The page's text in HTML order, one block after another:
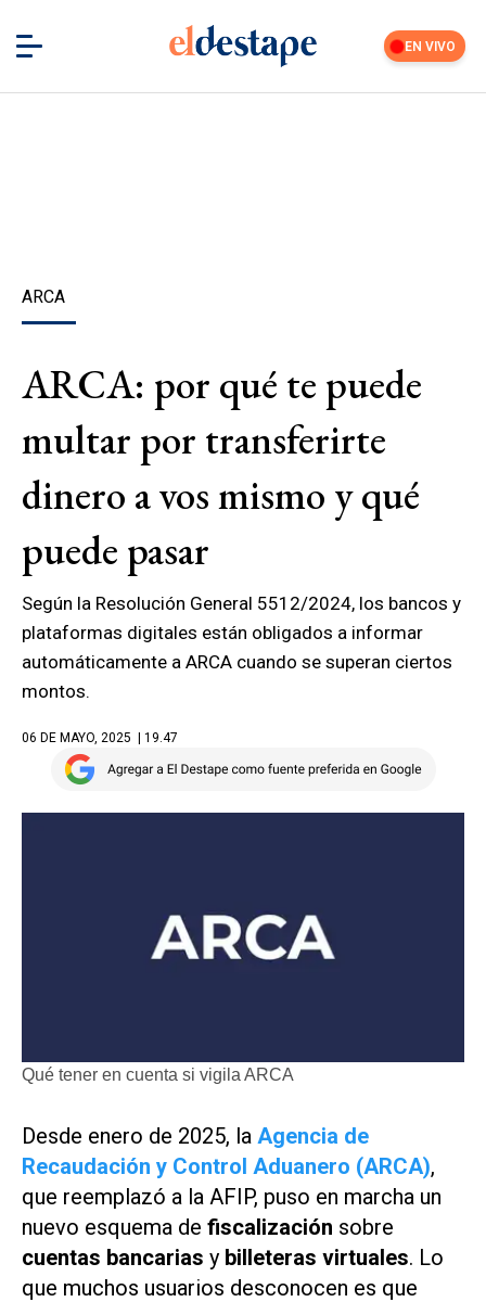
EN VIVO
ARCA
ARCA: por qué te puede
multar por transferirte
dinero a vos mismo y qué
puede pasar
Según la Resolución General 5512/2024, los bancos y
plataformas digitales están obligados a informar
automáticamente a ARCA cuando se superan ciertos
montos.
06 DE MAYO, 2025 | 19.47
Qué tener en cuenta si vigila ARCA
Desde enero de 2025, la Agencia de
Recaudación y Control Aduanero (ARCA),
que reemplazó a la AFIP, puso en marcha un
nuevo esquema de fiscalización sobre
cuentas bancarias y billeteras virtuales. Lo
que muchos usuarios desconocen es que